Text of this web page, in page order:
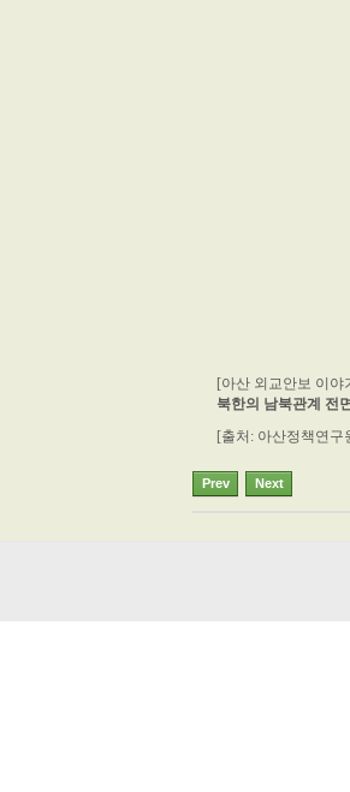
[아산 외교안보 이
북한의 남북관계 전
[출처: 아산정책연구
Prev Next